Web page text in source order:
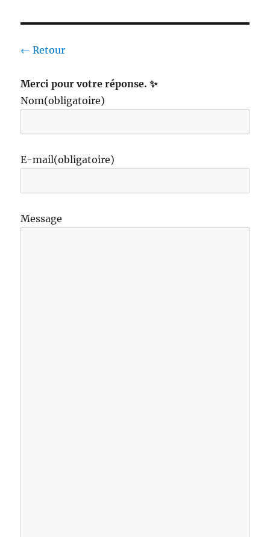
← Retour
Merci pour votre réponse. ✨
Nom(obligatoire)
E-mail(obligatoire)
Message